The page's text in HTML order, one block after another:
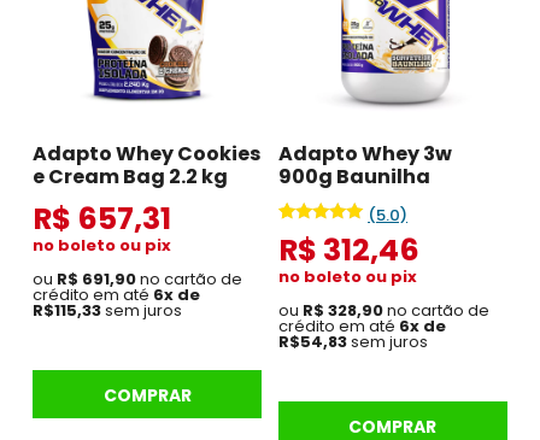
Adapto Whey Cookies
e Cream Bag 2.2 kg
R$ 657,31
no boleto ou pix
ou R$ 691,90no cartão de
crédito em até 6x de
R$115,33sem juros
COMPRAR
Adapto Whey 3w
900g Baunilha
Avaliado
como
5.00
de 5, com
em
avaliação de
cliente
(5.0)
R$ 312,46
no boleto ou pix
ou R$ 328,90no cartão de
crédito em até 6x de
R$54,83sem juros
COMPRAR